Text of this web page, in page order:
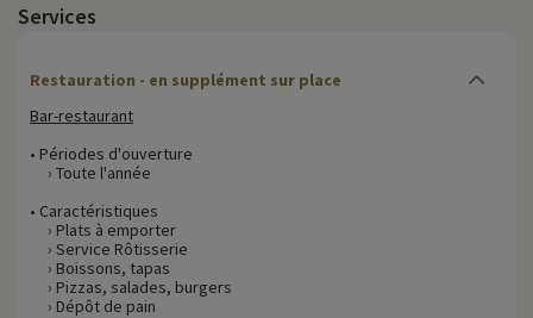
Services
Restauration - en supplément sur place
Bar-restaurant
• Périodes d'ouverture
› Toute l'année
• Caractéristiques
› Plats à emporter
› Service Rôtisserie
› Boissons, tapas
› Pizzas, salades, burgers
› Dépôt de pain